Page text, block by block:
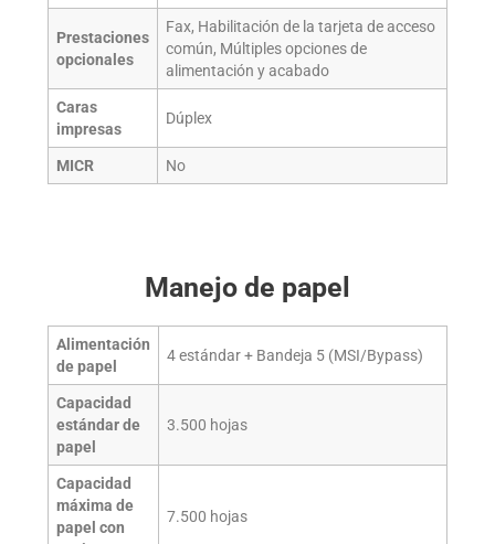
Prestaciones
opcionales
Fax, Habilitación de la tarjeta de acceso
común, Múltiples opciones de
alimentación y acabado
Caras
impresas
Dúplex
MICR No
Manejo de papel
Alimentación
de papel
4 estándar + Bandeja 5 (MSI/Bypass)
Capacidad
estándar de
papel
3.500 hojas
Capacidad
máxima de
papel con
7.500 hojas